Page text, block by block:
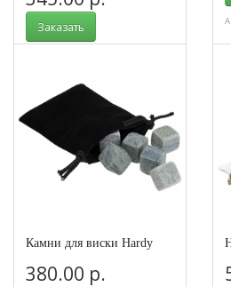
Заказать
Камни для виски Hardy
380.00 р.